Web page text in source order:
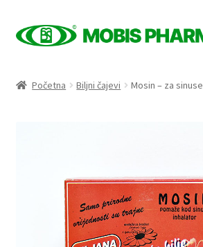
Skip
to
Skip
to
Početna Biljni čajevi Mosin – za sinuse